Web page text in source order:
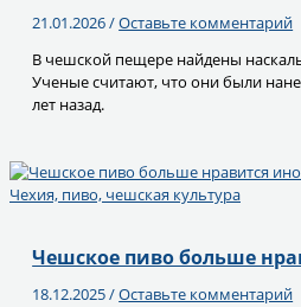
21.01.2026/Оставьте комментарий
В чешской пещере найдены
Ученые считают, что они были
лет назад.
Чешское пиво больше
18.12.2025/Оставьте комментарий